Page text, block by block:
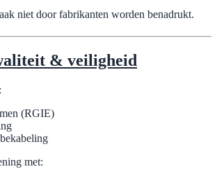
niet door fabrikanten worden benadrukt.
& veiligheid
(RGIE)
met: